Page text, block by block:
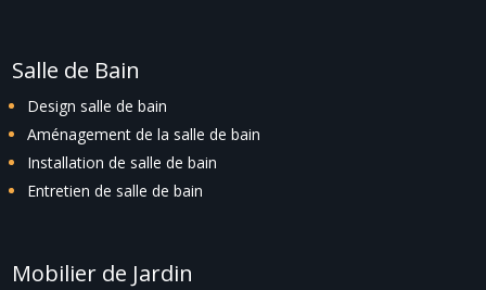
Salle de Bain
Design salle de bain
Aménagement de la salle de bain
Installation de salle de bain
Entretien de salle de bain
Mobilier de Jardin